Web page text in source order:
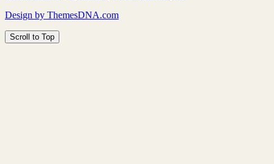
Design by ThemesDNA.com
Scroll to Top